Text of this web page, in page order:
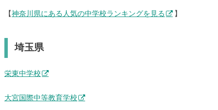
【 神奈川県にある人気の中学校ランキングを見る 】
埼玉県
栄東中学校
大宮国際中等教育学校